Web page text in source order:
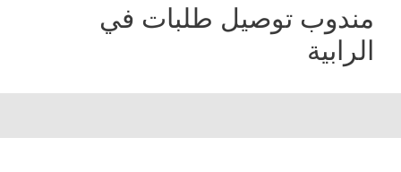
مندوب توصيل طلبات في
الرابية